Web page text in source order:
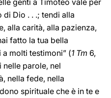
genti a Timoteo vale per
di Dio . . .; tendi alla
alla carità, alla pazienza,
fatto la tua bella
molti testimoni” (1 Tm 6,
nelle parole, nel
nella fede, nella
spirituale che è in te e